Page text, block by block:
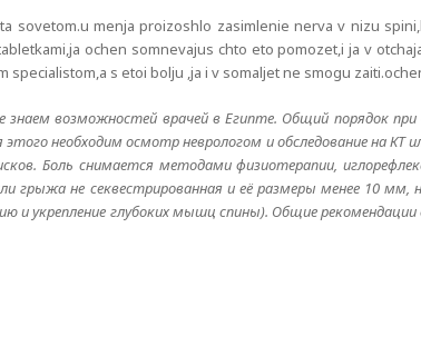
sovetom.u menja proizoshlo zasimlenie nerva v nizu
ochen somnevajus chto eto pomozet,i ja v
specialistom,a s etoi bolju ,ja i v somaljet ne smogu
возможностей врачей в Египте. Общий порядок при
необходим осмотр неврологом и обследование на КТ
Боль снимается методами физиотерапии,
грыжа не секвестрированная и её размеры менее 10 мм,
и укрепление глубоких мышц спины). Общие